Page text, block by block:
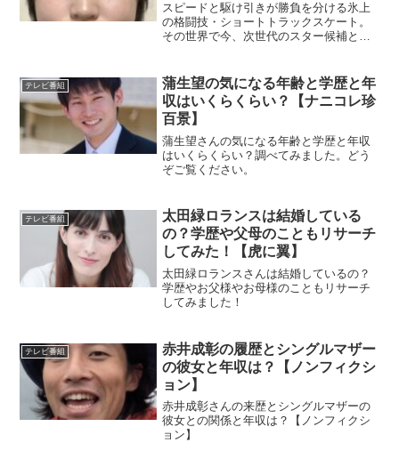
スピードと駆け引きが勝負を分ける氷上
の格闘技・ショートトラックスケート。
その世界で今、次世代のスター候補とし
きっかけに、その実力や素顔に関心が高
まっています。「どんな...
テレビ番組
蒲生望の気になる年齢と学歴と年
収はいくらくらい？【ナニコレ珍
百景】
蒲生望さんの気になる年齢と学歴と年収
はいくらくらい？調べてみました。どう
ぞご覧ください。
テレビ番組
太田緑ロランスは結婚している
の？学歴や父母のこともリサーチ
してみた！【虎に翼】
太田緑ロランスさんは結婚しているの？
学歴やお父様やお母様のこともリサーチ
してみました！
テレビ番組
赤井成彰の履歴とシングルマザー
の彼女と年収は？【ノンフィクシ
ョン】
赤井成彰さんの来歴とシングルマザーの
彼女との関係と年収は？【ノンフィクシ
ョン】